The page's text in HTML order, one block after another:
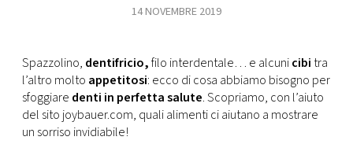
DI
MONACO
RMC
CONSIGLIA
14 NOVEMBRE 2019
Spazzolino, dentifricio,filo interdentale… e alcunicibi tra
l’altro molto appetitosi: ecco di cosa abbiamo bisogno per
sfoggiare denti in perfetta salute. Scopriamo, con l’aiuto
del sito joybauer.com, quali alimenti ci aiutano a mostrare
un sorriso invidiabile!